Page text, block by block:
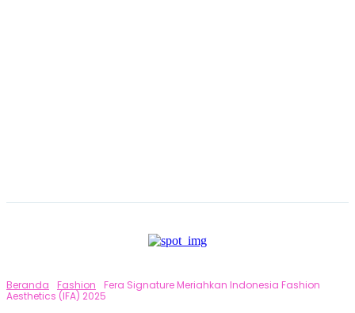
Beranda Fashion
Fera Signature Meriahkan Indonesia Fashion
Aesthetics (IFA) 2025